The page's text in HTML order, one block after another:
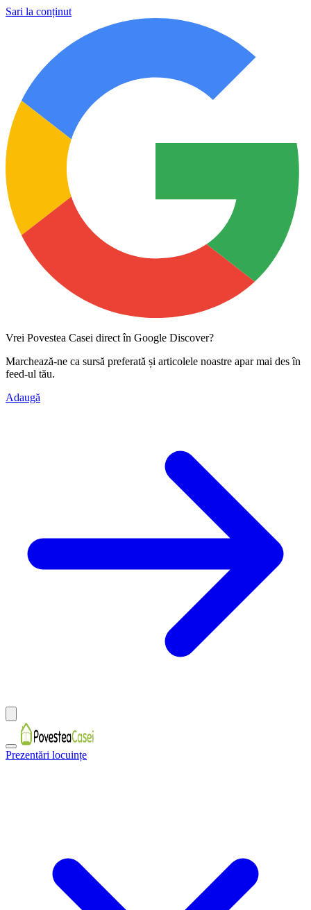
Sari la conținut
Vrei Povestea Casei direct în Google Discover?
Marchează-ne ca sursă preferată și articolele noastre apar mai des în
feed-ul tău.
Adaugă
Prezentări locuințe